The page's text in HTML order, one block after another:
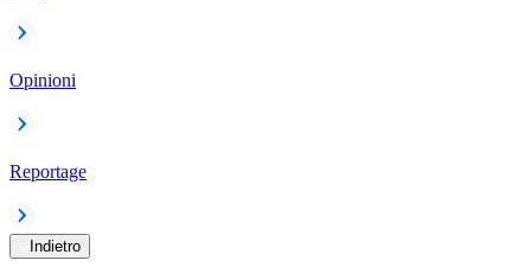
Opinioni
Reportage
Indietro